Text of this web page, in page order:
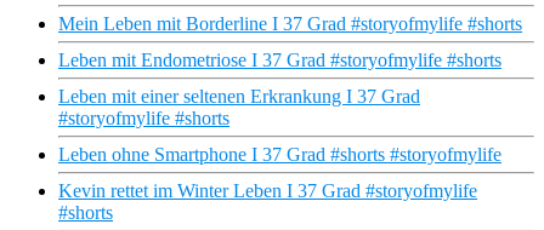
Mein Leben mit Borderline I 37 Grad #storyofmylife #shorts
Leben mit Endometriose I 37 Grad #storyofmylife #shorts
Leben mit einer seltenen Erkrankung I 37 Grad
#storyofmylife #shorts
Leben ohne Smartphone I 37 Grad #shorts #storyofmylife
Kevin rettet im Winter Leben I 37 Grad #storyofmylife
#shorts